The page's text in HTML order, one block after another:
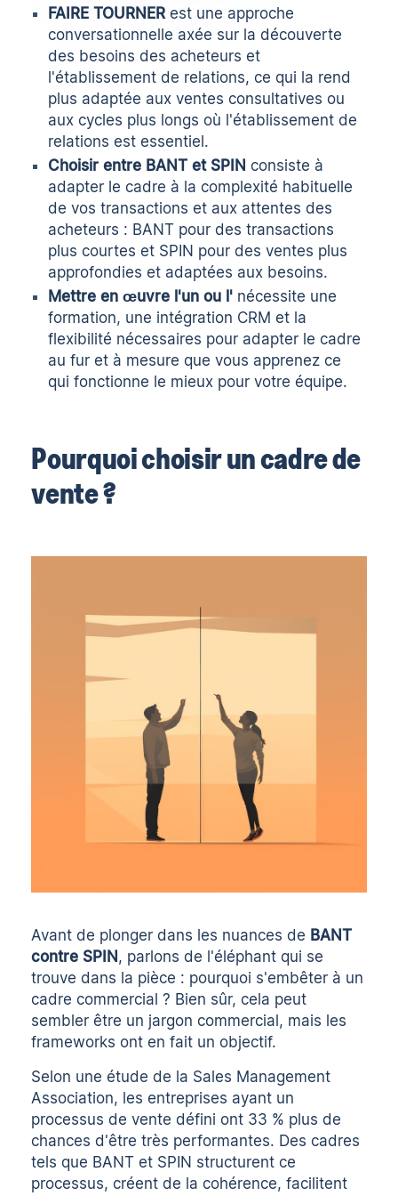
FAIRE TOURNERest une approche
conversationnelle axée sur la découverte
des besoins des acheteurs et
l'établissement de relations, ce qui la rend
plus adaptée aux ventes consultatives ou
aux cycles plus longs où l'établissement de
relations est essentiel.
Choisir entre BANT et SPIN consiste à
adapter le cadre à la complexité habituelle
de vos transactions et aux attentes des
acheteurs : BANT pour des transactions
plus courtes et SPIN pour des ventes plus
approfondies et adaptées aux besoins.
Mettre en œuvre l'un ou l' nécessite une
formation, une intégration CRM et la
flexibilité nécessaires pour adapter le cadre
au fur et à mesure que vous apprenez ce
qui fonctionne le mieux pour votre équipe.
Pourquoi choisir un cadre de
vente ?
Avant de plonger dans les nuances de BANT
contre SPIN , parlons de l'éléphant qui se
trouve dans la pièce : pourquoi s'embêter à un
cadre commercial ? Bien sûr, cela peut
sembler être un jargon commercial, mais les
frameworks ont en fait un objectif.
Selon une étude de la Sales Management
Association, les entreprises ayant un
processus de vente défini ont 33 % plus de
chances d'être très performantes. Des cadres
tels que BANT et SPIN structurent ce
processus, créent de la cohérence, facilitent